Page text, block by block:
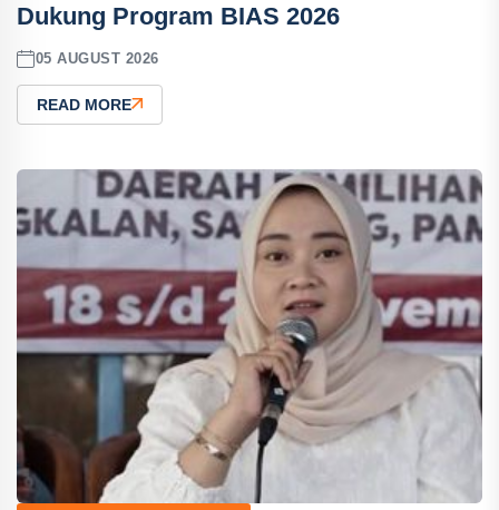
Dukung Program BIAS 2026
05 AUGUST 2026
READ MORE